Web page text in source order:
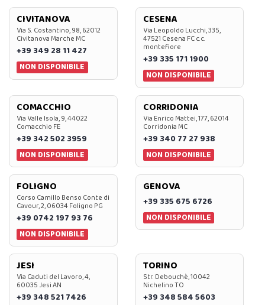
CIVITANOVA
Via S. Costantino, 98, 62012
Civitanova Marche MC
+39 349 28 11 427
NON DISPONIBILE
CESENA
Via Leopoldo Lucchi, 335,
47521 Cesena FC c.c.
montefiore
+39 335 171 1900
NON DISPONIBILE
COMACCHIO
Via Valle Isola, 9, 44022
Comacchio FE
+39 342 502 3959
NON DISPONIBILE
CORRIDONIA
Via Enrico Mattei, 177, 62014
Corridonia MC
+39 340 77 27 938
NON DISPONIBILE
FOLIGNO
Corso Camillo Benso Conte di
Cavour, 2, 06034 Foligno PG
+39 0742 197 93 76
NON DISPONIBILE
GENOVA
+39 335 675 6726
NON DISPONIBILE
JESI
Via Caduti del Lavoro, 4,
60035 Jesi AN
+39 348 521 7426
TORINO
Str. Debouchè, 10042
Nichelino TO
+39 348 584 5603